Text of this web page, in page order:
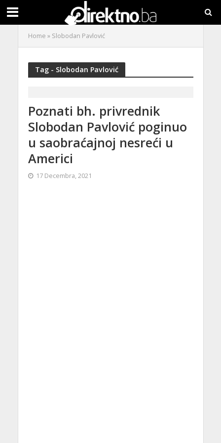
Home » Slobodan Pavlović
Tag - Slobodan Pavlović
Poznati bh. privrednik
Slobodan Pavlović poginuo
u saobraćajnoj nesreći u
Americi
17 Decembra, 2021